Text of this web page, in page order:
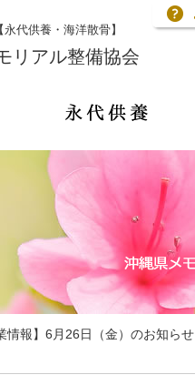
代供養・海洋散骨】
リアル整備協会
情報】6月26日（金）のお知らせ